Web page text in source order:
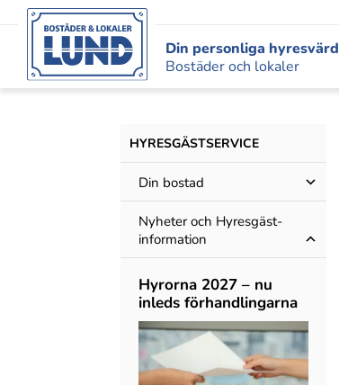
Din personliga hyresvärd
Bostäder och lokaler
HYRESGÄST­SERVICE
Din bostad
Nyheter och Hyres­gäst­
information
Hyrorna 2027 – nu
inleds förhandlingarna